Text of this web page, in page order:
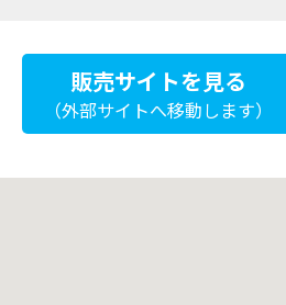
販売サイトを見る
（外部サイトへ移動します）